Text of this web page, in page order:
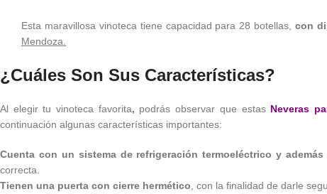
Esta maravillosa vinoteca tiene capacidad para 28 botellas,con
Mendoza.
¿Cuáles Son Sus Características?
Al elegir tu vinoteca favorita, podrás observar que estas Neveras
continuación algunas características importantes:
Cuenta con un sistema de refrigeración termoeléctrico y
correcta.
Tienen una puerta con cierre hermético , con la finalidad de darle